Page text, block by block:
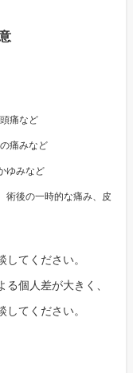
痛など
痛みなど
ゆみなど
術後の一時的な痛み、皮
てください。
個人差が大きく、
てください。